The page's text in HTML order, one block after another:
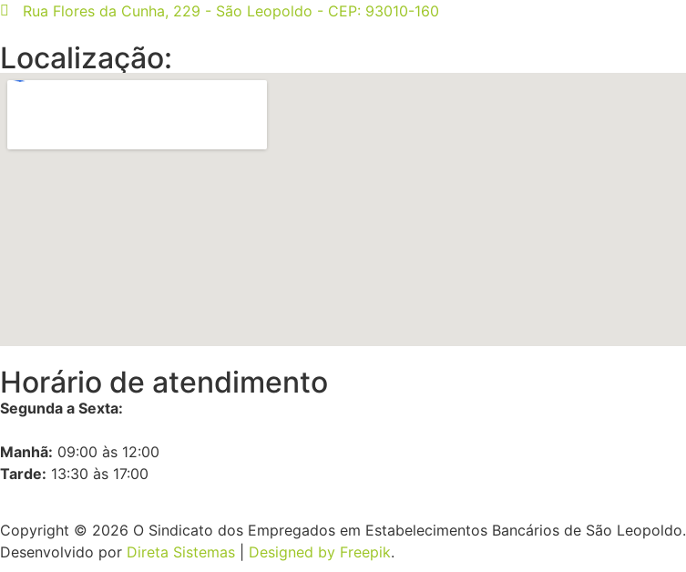
Rua Flores da Cunha, 229 - São Leopoldo - CEP: 93010-160
Localização:
Horário de atendimento
Segunda a Sexta:
Manhã: 09:00 às 12:00
Tarde: 13:30 às 17:00
Copyright © 2026 O Sindicato dos Empregados em Estabelecimentos Bancários de São Leopoldo.
Desenvolvido por Direta Sistemas Designed by Freepik.